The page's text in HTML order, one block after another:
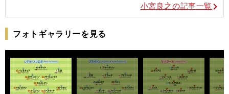
小宮良之の記事一覧
フォトギャラリーを見る